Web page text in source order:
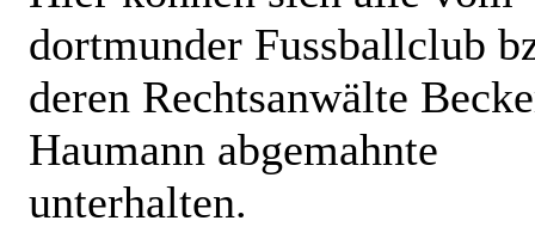
dortmunder Fussballclub
deren Rechtsanwälte
Haumann abgemahnte
unterhalten.